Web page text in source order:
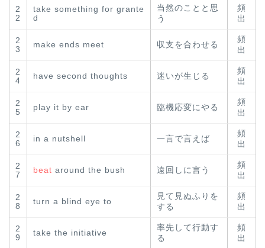
2
2
take something for grante
d
当然のことと思
う
頻
出
2
3
make ends meet 収支を合わせる
頻
出
2
4
have second thoughts 迷いが生じる
頻
出
2
5
play it by ear 臨機応変にやる
頻
出
2
6
in a nutshell 一言で言えば
頻
出
2
7
beat around the bush 遠回しに言う
頻
出
2
8
turn a blind eye to
見て見ぬふりを
する
頻
出
2
9
take the initiative
率先して行動す
る
頻
出